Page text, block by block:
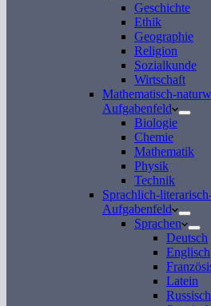
Geschichte
Ethik
Geographie
Religion
Sozialkunde
Wirtschaft
Mathematisch-
Aufgabenfeld
Biologie
Chemie
Mathematik
Physik
Technik
Sprachlich-
Aufgabenfeld
Sprachen
Deutsch
Englisch
Latein
Russisch